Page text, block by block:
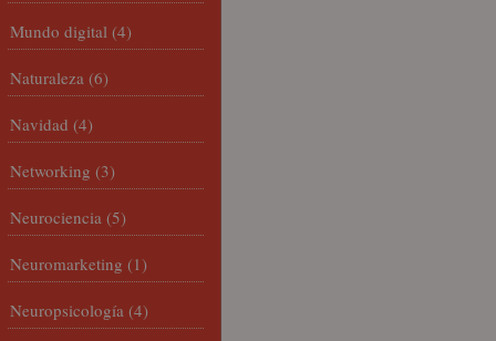
Mundo digital (4)
Naturaleza (6)
Navidad (4)
Networking (3)
Neurociencia (5)
Neuromarketing (1)
Neuropsicología (4)